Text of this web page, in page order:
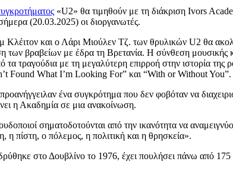
«U2» θα τιμηθούν με τη διάκριση Ivors
(20.03.2025) οι διοργανωτές.
και ο Λάρι Μιούλεν Τζ. των θρυλικών U2 θα
των βραβείων με έδρα τη Βρετανία. Η σύνθεση μουσικής
τα τραγούδια με τη μεγαλύτερη επιρροή στην ιστορία
Found What I’m Looking For” και “With or Without You”.
ένα συγκρότημα που δεν φοβόταν να
η Ακαδημία σε μια ανακοίνωση.
σηματοδοτούνται από την ικανότητα να
η πίστη, ο πόλεμος, η πολιτική και η θρησκεία».
στο Δουβλίνο το 1976, έχει πουλήσει πάνω από 175